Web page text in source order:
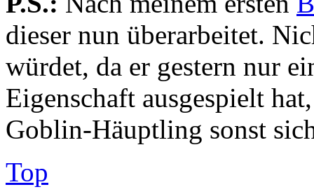
dieser nun überarbeitet.
würdet, da er gestern nur
Eigenschaft ausgespielt
Goblin-Häuptling sonst
Top